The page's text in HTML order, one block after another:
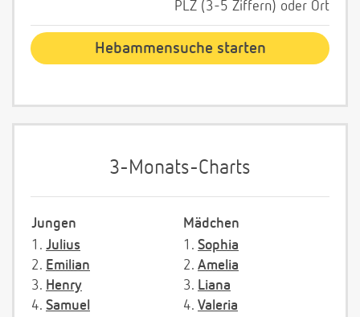
PLZ (3-5 Ziffern) oder Ort
3-Monats-Charts
Jungen
Mädchen
1. Julius
2. Emilian
3. Henry
4. Samuel
1. Sophia
2. Amelia
3. Liana
4. Valeria